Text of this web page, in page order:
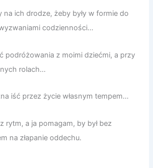
na ich drodze, żeby były w formie do
codzienności…
podróżowania z moimi dziećmi, a przy
rolach…
iść przez życie własnym tempem…
rytm, a ja pomagam, by był bez
na złapanie oddechu.